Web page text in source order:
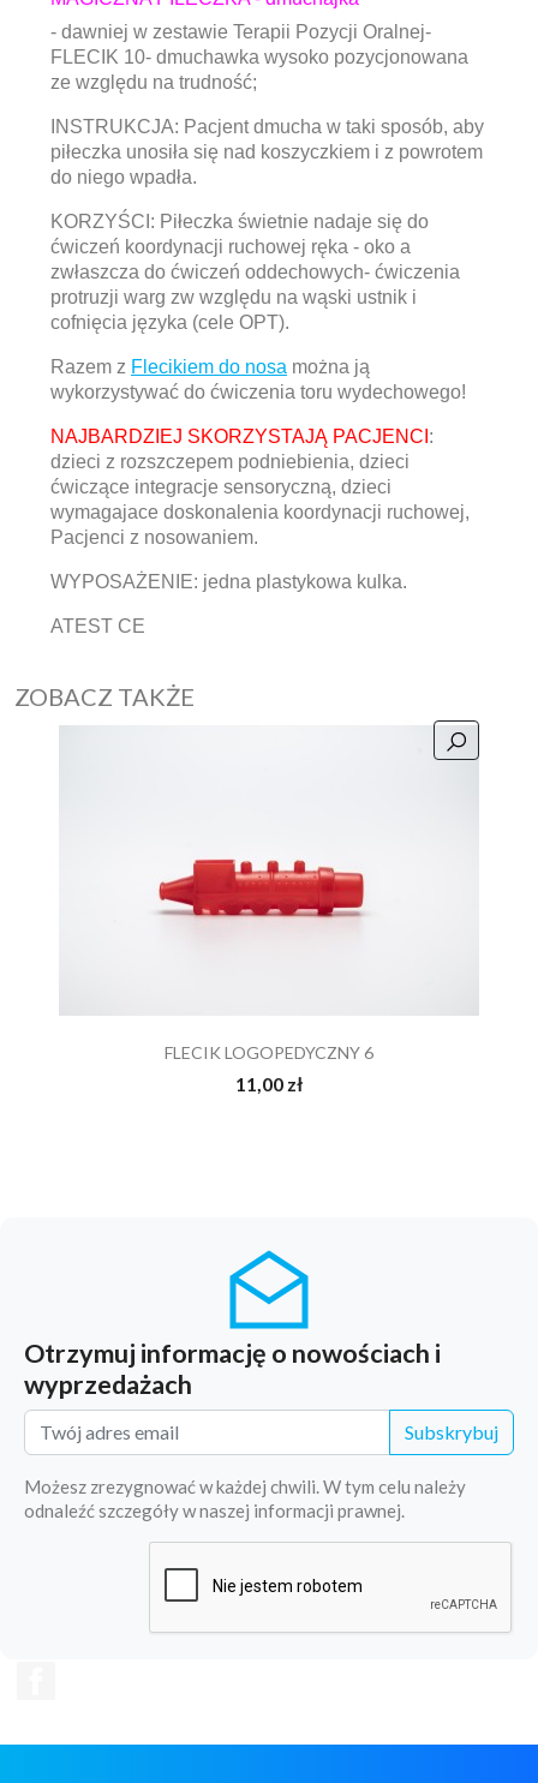
- dawniej w zestawie Terapii Pozycji Oralnej-
FLECIK 10- dmuchawka wysoko pozycjonowana
ze względu na trudność;
INSTRUKCJA: Pacjent dmucha w taki sposób, aby
piłeczka unosiła się nad koszyczkiem i z powrotem
do niego wpadła.
KORZYŚCI: Piłeczka świetnie nadaje się do
ćwiczeń koordynacji ruchowej ręka - oko a
zwłaszcza do ćwiczeń oddechowych- ćwiczenia
protruzji warg zw względu na wąski ustnik i
cofnięcia języka (cele OPT).
Razem z Flecikiem do nosa można ją
wykorzystywać do ćwiczenia toru wydechowego!
NAJBARDZIEJ SKORZYSTAJĄ PACJENCI :
dzieci z rozszczepem podniebienia, dzieci
ćwiczące integracje sensoryczną, dzieci
wymagajace doskonalenia koordynacji ruchowej,
Pacjenci z nosowaniem.
WYPOSAŻENIE: jedna plastykowa kulka.
ATEST CE
ZOBACZ TAKŻE
FLECIK LOGOPEDYCZNY 6
11,00 zł
Otrzymuj informację o nowościach i
wyprzedażach
Subskrybuj
Możesz zrezygnować w każdej chwili. W tym celu należy
odnaleźć szczegóły w naszej informacji prawnej.